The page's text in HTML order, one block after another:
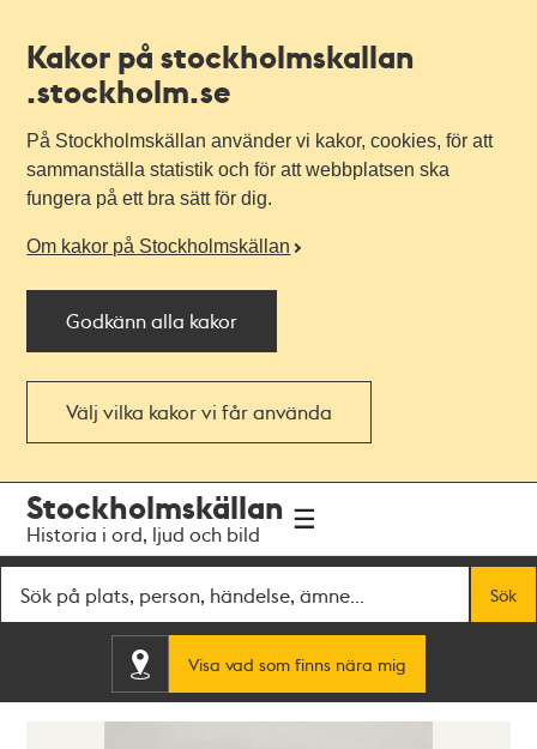
Kakor på stockholmskallan
.stockholm.se
På Stockholmskällan använder vi kakor, cookies, för att
sammanställa statistik och för att webbplatsen ska
fungera på ett bra sätt för dig.
Om kakor på Stockholmskällan
Godkänn alla kakor
Välj vilka kakor vi får använda
navigationen
huvudinnehållet
Stockholmskällan
Historia i ord, ljud och bild
Sök
Visa vad som finns nära mig